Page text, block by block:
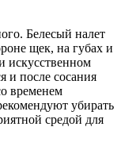
Белесый налет
щек, на губах и
искусственном
и после сосания
временем
убирать
средой для